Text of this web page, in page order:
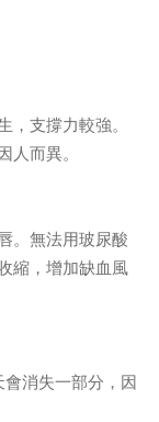
，支撐力較強。
人而異。
。無法用玻尿酸
縮，增加缺血風
消失一部分，因